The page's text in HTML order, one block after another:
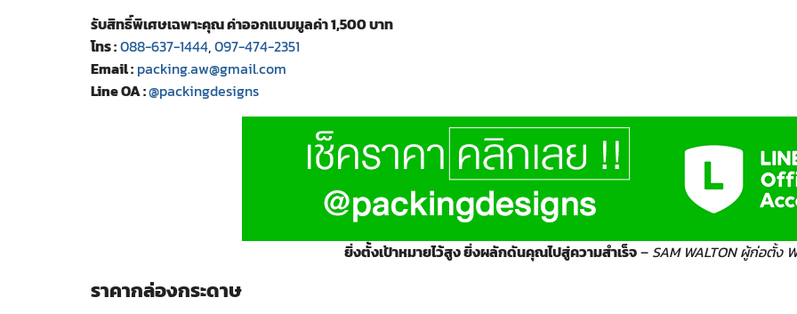
รับสิทธิ์พิเศษเฉพาะคุณ ค่าออกแบบมูลค่า 1,500 บาท
โทร :088-637-1444,097-474-2351
Email : packing.aw@gmail.com
Line OA :@packingdesigns
ยิ่งตั้งเป้าหมายไว้สูง ยิ่งผลักดันคุณไปสู่ความสำเร็จ– SAM WALTON ผู้ก่อตั้ง
ราคากล่องกระดาษ